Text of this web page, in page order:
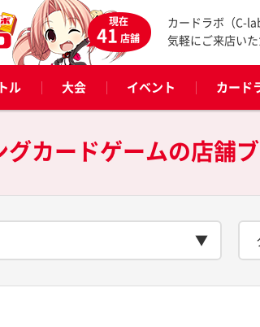
現在
41店舗
カードラボ（C-
気軽にご来店い
ル 大会 イベント カード
グカードゲームの店舗